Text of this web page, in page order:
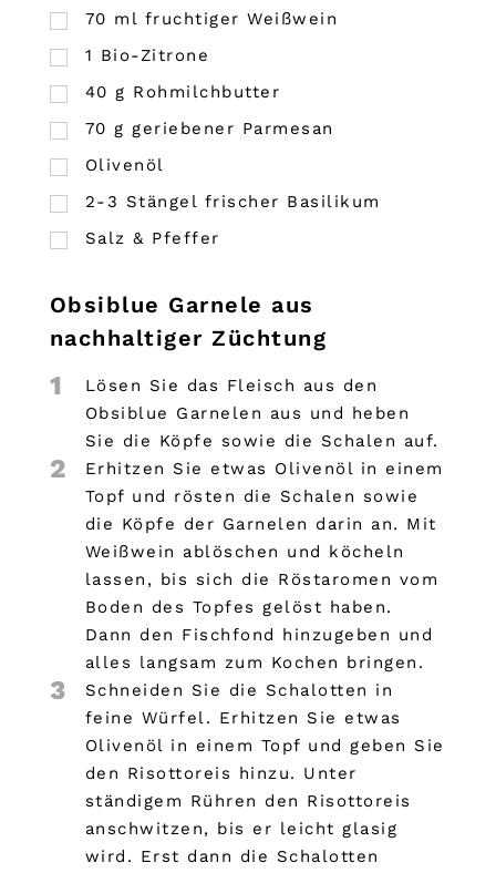
70 ml fruchtiger Weißwein
1 Bio-Zitrone
40 g Rohmilchbutter
70 g geriebener Parmesan
Olivenöl
2-3 Stängel frischer Basilikum
Salz & Pfeffer
Obsiblue Garnele aus
nachhaltiger Züchtung
1
Lösen Sie das Fleisch aus den
Obsiblue Garnelen aus und heben
Sie die Köpfe sowie die Schalen auf.
2
Erhitzen Sie etwas Olivenöl in einem
Topf und rösten die Schalen sowie
die Köpfe der Garnelen darin an. Mit
Weißwein ablöschen und köcheln
lassen, bis sich die Röstaromen vom
Boden des Topfes gelöst haben.
Dann den Fischfond hinzugeben und
alles langsam zum Kochen bringen.
3
Schneiden Sie die Schalotten in
feine Würfel. Erhitzen Sie etwas
Olivenöl in einem Topf und geben Sie
den Risottoreis hinzu. Unter
ständigem Rühren den Risottoreis
anschwitzen, bis er leicht glasig
wird. Erst dann die Schalotten